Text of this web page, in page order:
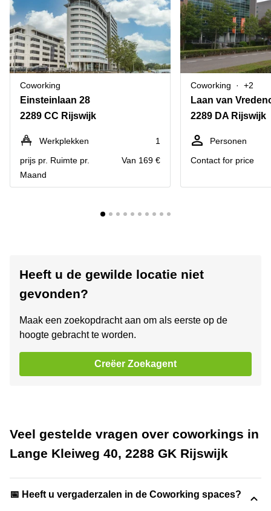
Coworking
Einsteinlaan 28
2289 CC Rijswijk
Werkplekken
1
prijs pr. Ruimte pr.
Maand
Van 169 €
Coworking +2
Laan van
2289 DA Rijswijk
Personen
Contact for price
Heeft u de gewilde locatie niet
gevonden?
Maak een zoekopdracht aan om als eerste op de
hoogte gebracht te worden.
Creëer Zoekagent
Veel gestelde vragen over coworkings in
Lange Kleiweg 40, 2288 GK Rijswijk
📅 Heeft u vergaderzalen in de Coworking spaces?